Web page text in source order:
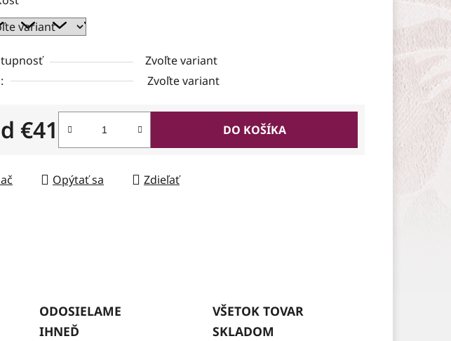
Zvoľte variant
Zvoľte variant
€41
cena:
DO KOŠÍKA
Opýtať sa Zdieľať
ODOSIELAME
IHNEĎ
VŠETOK TOVAR
SKLADOM